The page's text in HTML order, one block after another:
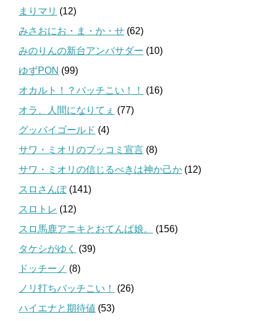
まりマリ (12)
みさおにお・ま・か・せ (62)
みのりんの新台アンバサダー (10)
ゆずPON (99)
オカルト！？バッチこい！！
(16)
オラ、人間になりてぇ (77)
グッバイゴールド (4)
サワ・ミオリのブッコミ宣言 (8)
サワ・ミオリの信じるべきは神か己か (12)
スロさんぽ(141)
スロトレ (12)
スロ馬鹿アニキとおてんば娘。
(156)
タケシがゆく
(39)
ドッチーノ (8)
ノリ打ちバッチこい！
(26)
ハイエナと期待値 (53)